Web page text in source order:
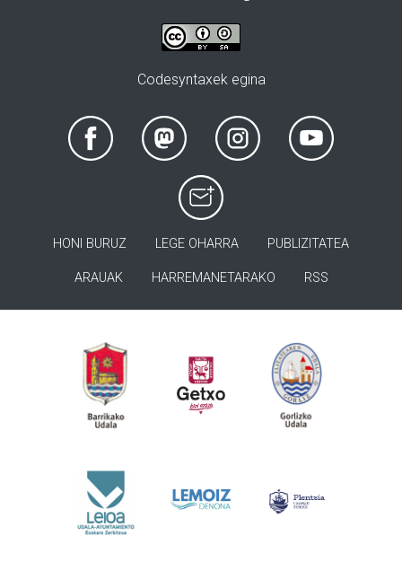
Codesyntaxek egina
HONI BURUZ LEGE OHARRA PUBLIZITATEA
ARAUAK HARREMANETARAKO RSS